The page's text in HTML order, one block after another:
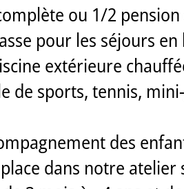
ou 1/2
pour les séjours en
extérieure
de sports, tennis,
des
dans notre atelier